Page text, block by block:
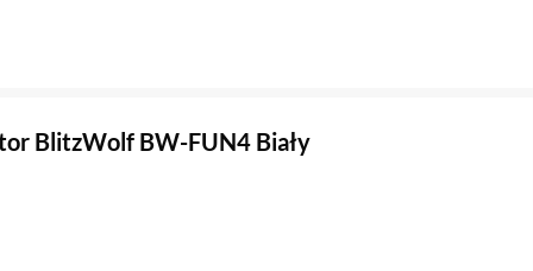
BlitzWolf BW-FUN4 Biały